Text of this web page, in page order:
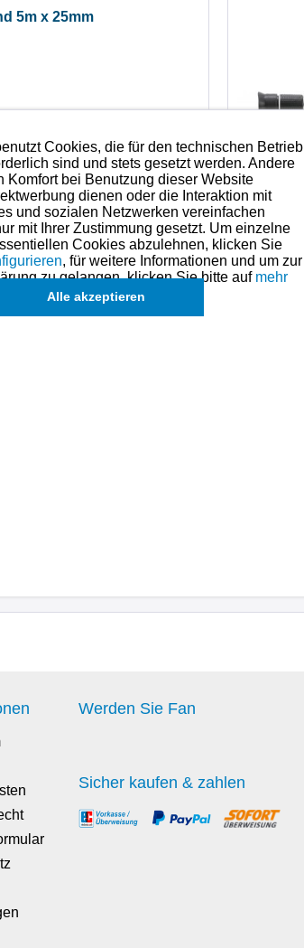
5m x 25mm
T10 - T50
Werden Sie Fan
Sicher kaufen & zahlen
Cookies, die für den technischen Betrieb
sind und stets gesetzt werden. Andere
Komfort bei Benutzung dieser Website
dienen oder die Interaktion mit
und sozialen Netzwerken vereinfachen
mit Ihrer Zustimmung gesetzt. Um einzelne
Cookies abzulehnen, klicken Sie
, für weitere Informationen und um zur
zu gelangen, klicken Sie bitte auf mehr
Alle akzeptieren